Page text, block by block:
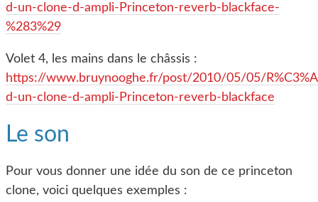
d-un-clone-d-ampli-Princeton-reverb-blackface-
%283%29
Volet 4, les mains dans le châssis :
https://www.bruynooghe.fr/post/2010/05/05/
d-un-clone-d-ampli-Princeton-reverb-blackface
Le son
Pour vous donner une idée du son de ce princeton
clone, voici quelques exemples :